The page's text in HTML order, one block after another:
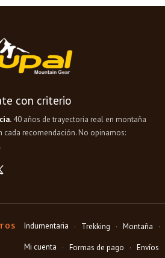
con criterio
40 años de trayectoria real en montaña
cada recomendación. No opinamos:
Indumentaria Trekking Montaña
Mi cuenta Formas de pago Envíos